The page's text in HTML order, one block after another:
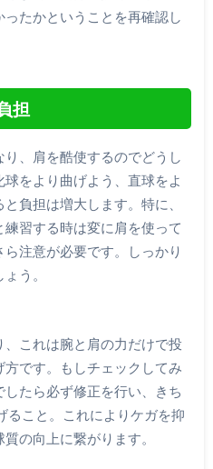
たかということを再確認し
担
、肩を酷使するのでどうし
をより曲げよう、直球をよ
負担は増大します。特に、
習する時は変に肩を使って
注意が必要です。しっかり
う。
これは腕と肩の力だけで投
です。もしチェックしてみ
たら必ず修正を行い、きち
ること。これによりケガを抑
の向上に繋がります。